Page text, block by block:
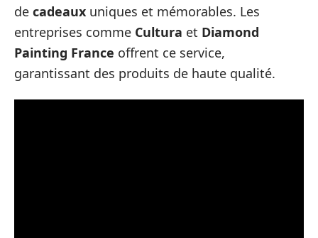
de cadeaux uniques et mémorables. Les
entreprises comme Cultura et Diamond
Painting France offrent ce service,
garantissant des produits de haute qualité.